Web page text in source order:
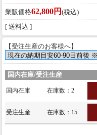
業販価格62,800円 (税込)
[ 送料込 ]
【受注生産のお客様へ】
国内在庫/受注生産
国内在庫 在庫数：2
受注生産 在庫数：15